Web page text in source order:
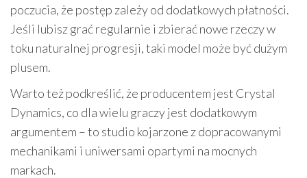
poczucia, że postęp zależy od dodatkowych płatności.
Jeśli lubisz grać regularnie i zbierać nowe rzeczy w
toku naturalnej progresji, taki model może być dużym
plusem.
Warto też podkreślić, że producentem jest Crystal
Dynamics, co dla wielu graczy jest dodatkowym
argumentem – to studio kojarzone z dopracowanymi
mechanikami i uniwersami opartymi na mocnych
markach.